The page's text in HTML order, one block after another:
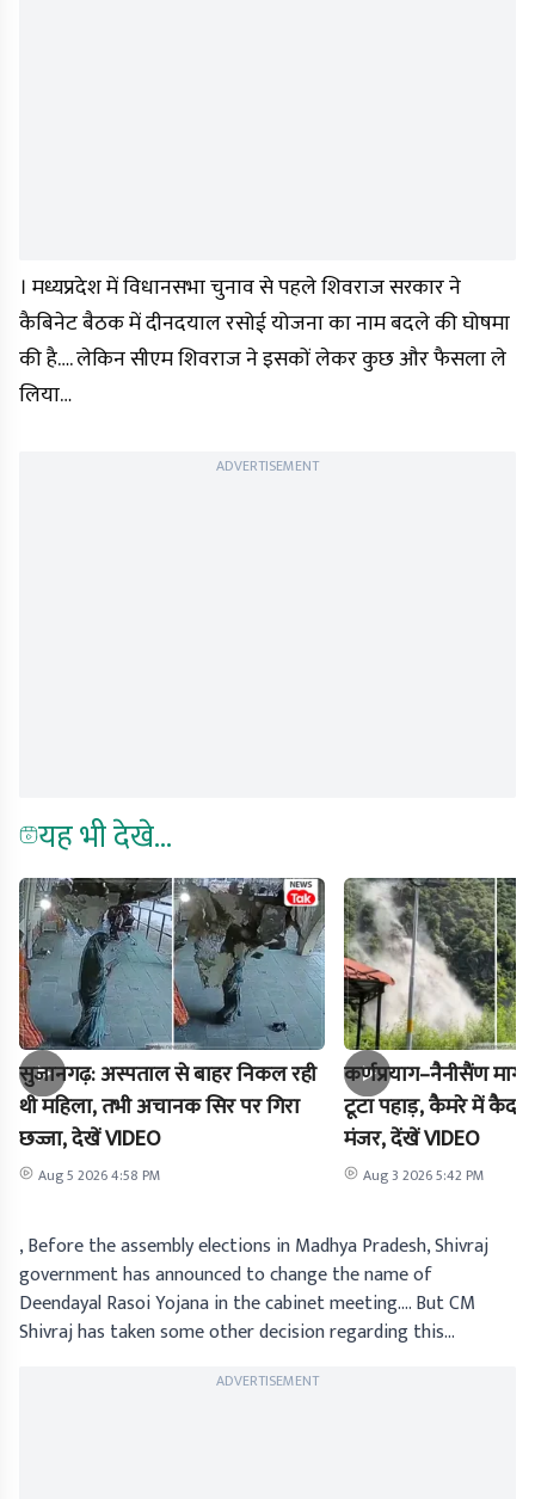
। मध्यप्रदेश में विधानसभा चुनाव से पहले शिवराज सरकार ने
कैबिनेट बैठक में दीनदयाल रसोई योजना का नाम बदले की घोषमा
की है…. लेकिन सीएम शिवराज ने इसकों लेकर कुछ और फैसला ले
लिया…
ADVERTISEMENT
यह भी देखे...
सुजानगढ़: अस्पताल से बाहर निकल रही
थी महिला, तभी अचानक सिर पर गिरा
छज्जा, देखें VIDEO
Aug 5 2026 4:58 PM
कर्णप्रयाग–नैनीसैंण
टूटा पहाड़, कैमरे में कैद
मंजर, देंखें VIDEO
Aug 3 2026 5:42 PM
, Before the assembly elections in Madhya Pradesh, Shivraj
government has announced to change the name of
Deendayal Rasoi Yojana in the cabinet meeting…. But CM
Shivraj has taken some other decision regarding this…
ADVERTISEMENT